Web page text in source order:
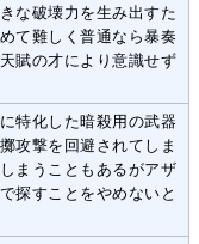
な破壊力を生み出すた
て難しく普通なら暴奏
賦の才により意識せず
特化した暗殺用の武器
攻撃を回避されてしま
まうこともあるがアザ
探すことをやめないと